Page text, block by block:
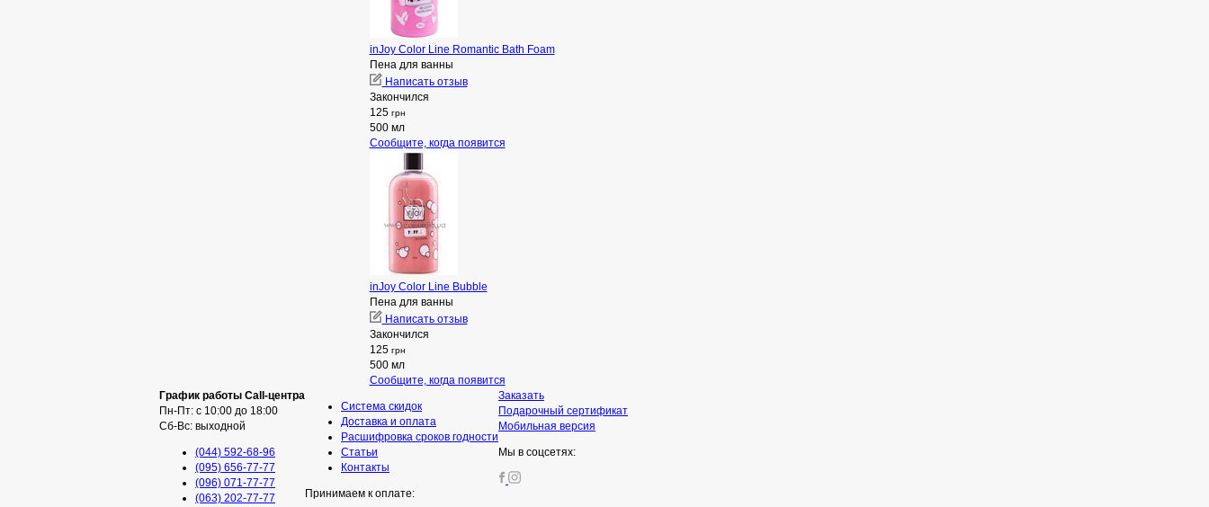
inJoy Color Line Romantic Bath Foam
Пена для ванны
Написать отзыв
Закончился
125 грн
500 мл
Сообщите, когда появится
inJoy Color Line Bubble
Пена для ванны
Написать отзыв
Закончился
125 грн
500 мл
Сообщите, когда появится
График работы Call-центра
Пн-Пт: с 10:00 до 18:00
Сб-Вс: выходной
(044) 592-68-96
(095) 656-77-77
(096) 071-77-77
(063) 202-77-77
Система скидок
Доставка и оплата
Расшифровка сроков годности
Статьи
Контакты
Принимаем к оплате:
Заказать
Подарочный сертификат
Мобильная версия
Мы в соцсетях: